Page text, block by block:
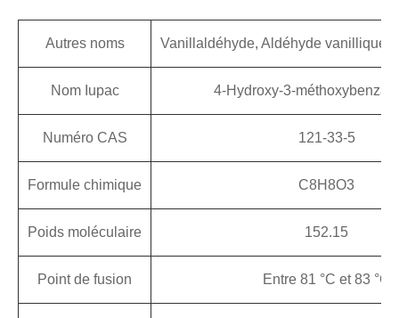
Autres noms Vanillaldéhyde, Aldéhyde vanillique,
Nom Iupac 4-Hydroxy-3-
Numéro CAS 121-33-5
Formule chimique C8H8O3
Poids moléculaire 152.15
Point de fusion Entre 81 °C et 83 °C